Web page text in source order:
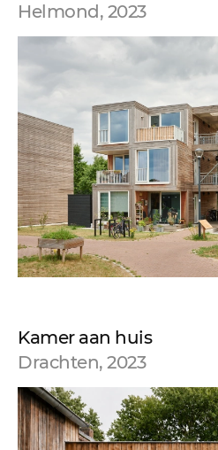
Helmond, 2023
Kamer aan huis
Drachten, 2023